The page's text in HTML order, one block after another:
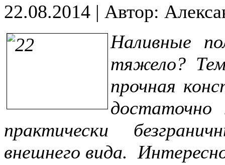
22.08.2014 | Автор:
Наливные
тяжело?
прочная
практически
внешнего вида.